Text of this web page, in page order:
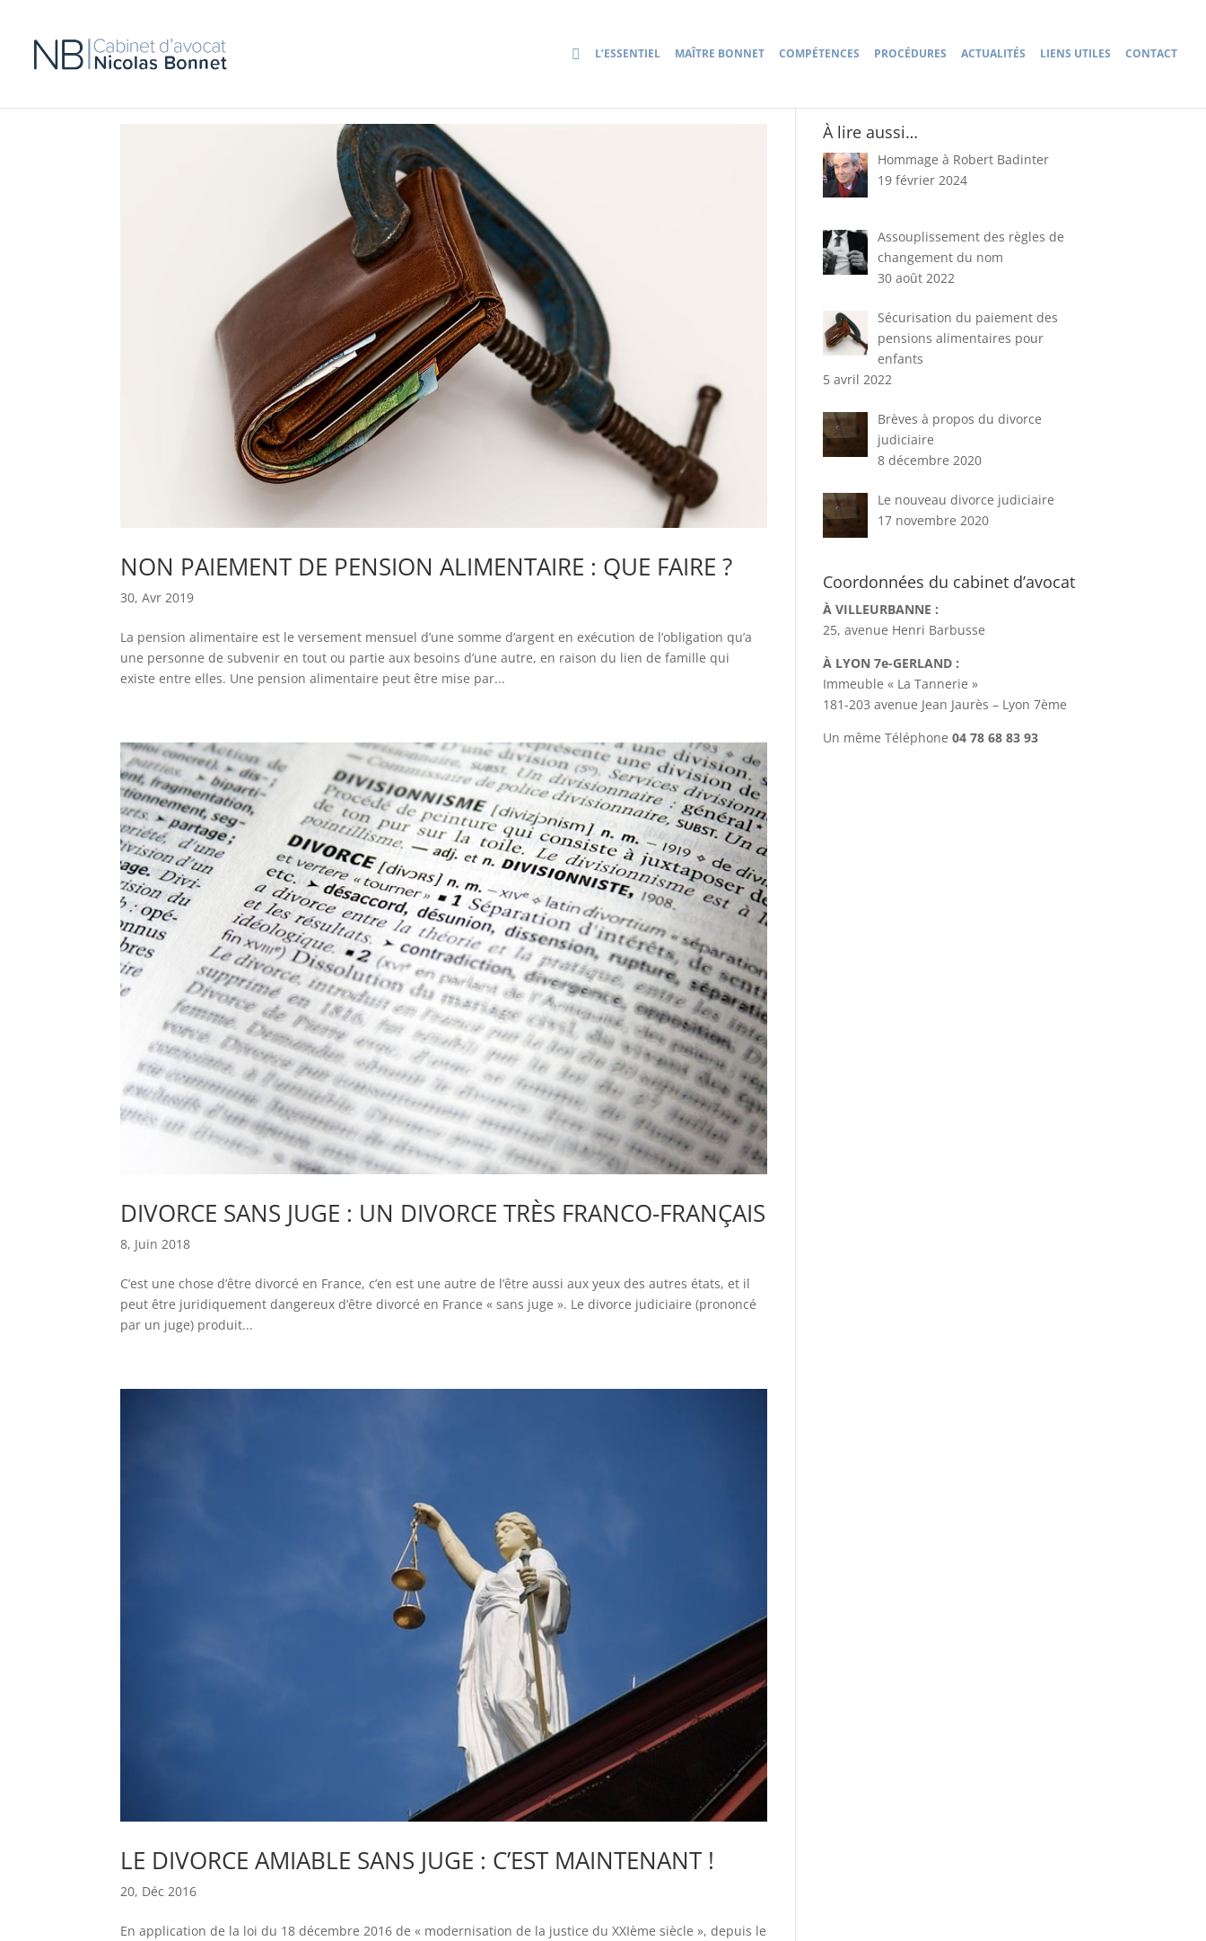
L’ESSENTIEL MAÎTRE BONNET COMPÉTENCES PROCÉDURES ACTUALITÉS LIENS UTILES CONTACT
NON PAIEMENT DE PENSION ALIMENTAIRE : QUE FAIRE ?
30, Avr 2019
La pension alimentaire est le versement mensuel d’une somme d’argent en exécution de l’obligation qu’a
une personne de subvenir en tout ou partie aux besoins d’une autre, en raison du lien de famille qui
existe entre elles. Une pension alimentaire peut être mise par...
DIVORCE SANS JUGE : UN DIVORCE TRÈS FRANCO-FRANÇAIS
8, Juin 2018
C’est une chose d’être divorcé en France, c’en est une autre de l’être aussi aux yeux des autres états, et il
peut être juridiquement dangereux d’être divorcé en France « sans juge ». Le divorce judiciaire (prononcé
par un juge) produit...
LE DIVORCE AMIABLE SANS JUGE : C’EST MAINTENANT !
20, Déc 2016
En application de la loi du 18 décembre 2016 de « modernisation de la justice du XXIème siècle », depuis le
À lire aussi…
Hommage à Robert Badinter
19 février 2024
Assouplissement des règles de
changement du nom
30 août 2022
Sécurisation du paiement des
pensions alimentaires pour
enfants
5 avril 2022
Brèves à propos du divorce
judiciaire
8 décembre 2020
Le nouveau divorce judiciaire
17 novembre 2020
Coordonnées du cabinet d’avocat
À VILLEURBANNE :
25, avenue Henri Barbusse
À LYON 7e-GERLAND :
Immeuble « La Tannerie »
181-203 avenue Jean Jaurès – Lyon 7ème
Un même Téléphone04 78 68 83 93